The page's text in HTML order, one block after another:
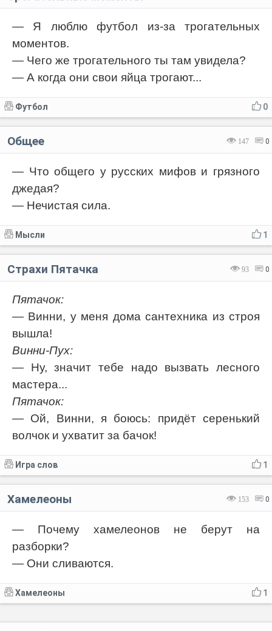
— Я люблю футбол из-за трогательных
моментов.
— Чего же трогательного ты там увидела?
— А когда они свои яйца трогают...
0
Футбол
147 0
Общее
— Что общего у русских мифов и грязного
джедая?
— Нечистая сила.
1
Мысли
93 0
Страхи Пятачка
Пятачок:
— Винни, у меня дома сантехника из строя
вышла!
Винни-Пух:
— Ну, значит тебе надо вызвать лесного
мастера...
Пятачок:
— Ой, Винни, я боюсь: придёт серенький
волчок и ухватит за бачок!
1
Игра слов
153 0
Хамелеоны
— Почему хамелеонов не берут на
разборки?
— Они сливаются.
1
Хамелеоны